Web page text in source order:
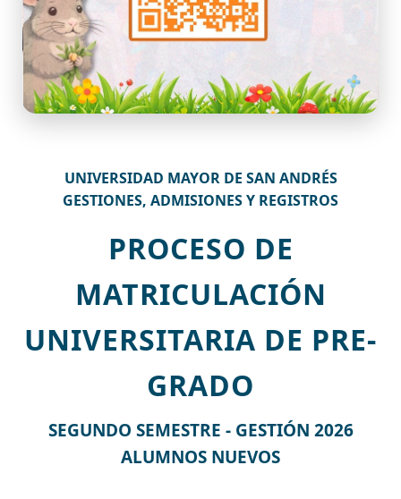
UNIVERSIDAD MAYOR DE SAN ANDRÉS
GESTIONES, ADMISIONES Y REGISTROS
PROCESO DE
MATRICULACIÓN
UNIVERSITARIA DE PRE-
GRADO
SEGUNDO SEMESTRE - GESTIÓN 2026
ALUMNOS NUEVOS